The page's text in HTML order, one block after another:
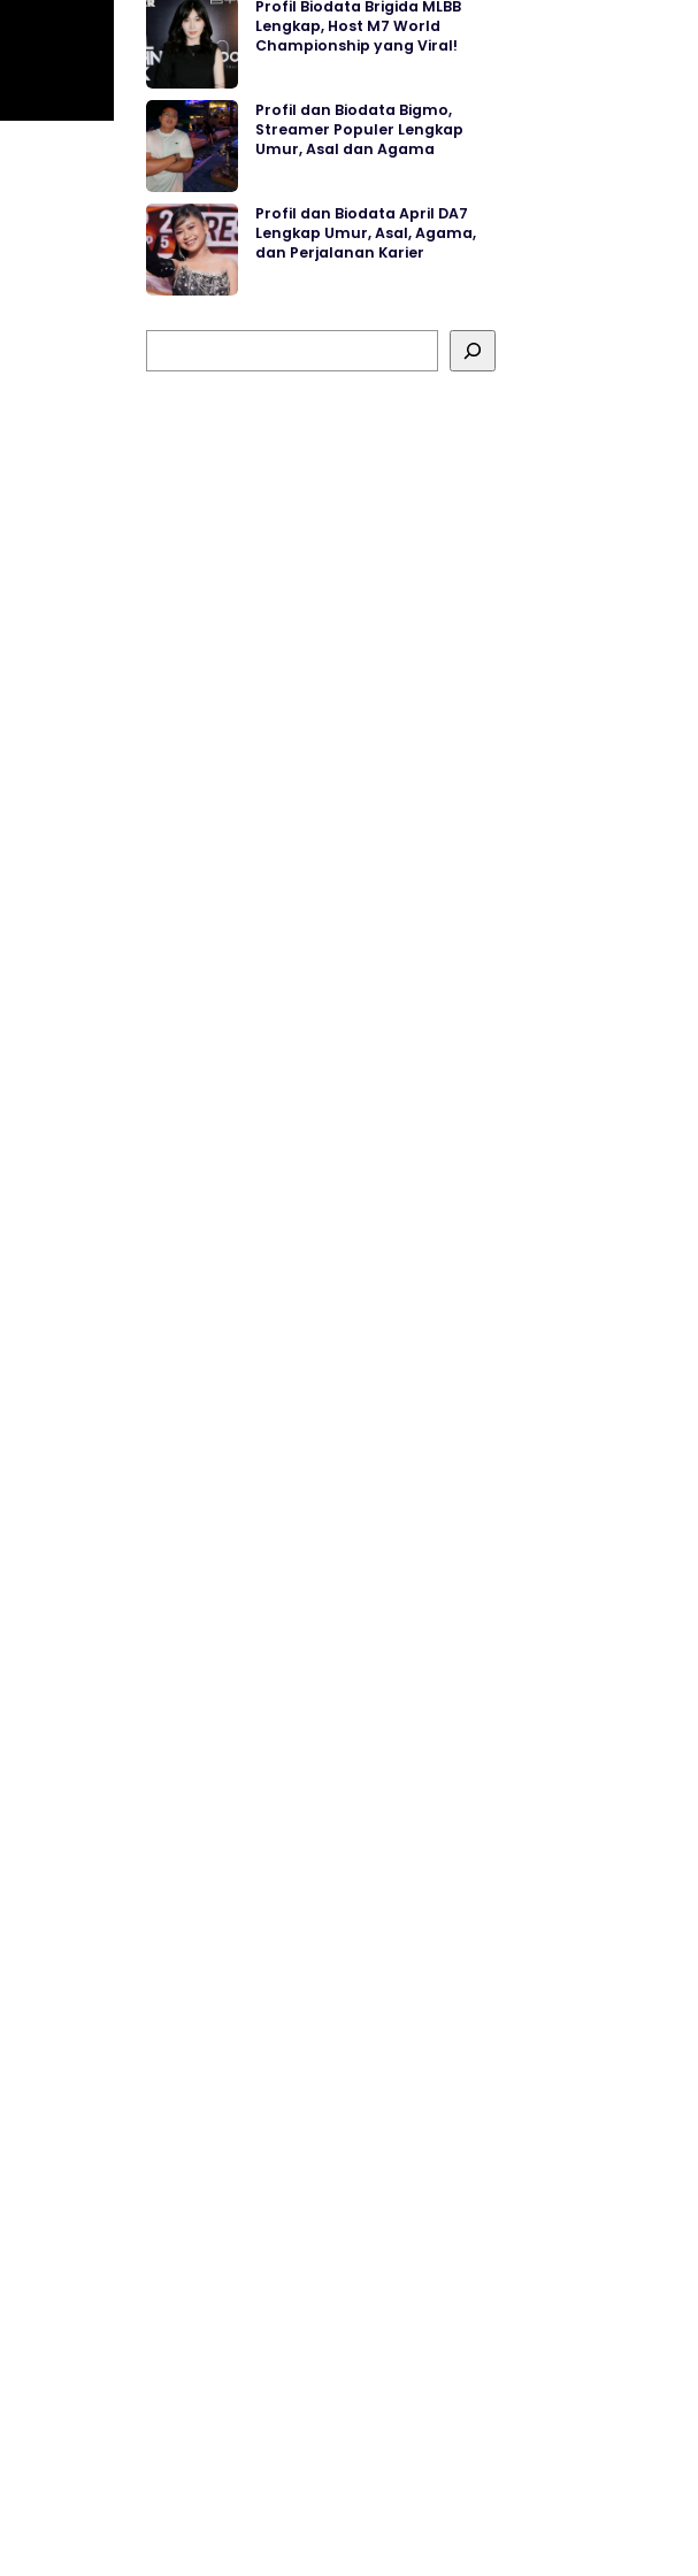
Profil Biodata Brigida MLBB
Lengkap, Host M7 World
Championship yang Viral!
Profil dan Biodata Bigmo,
Streamer Populer Lengkap
Umur, Asal dan Agama
Profil dan Biodata April DA7
Lengkap Umur, Asal, Agama,
dan Perjalanan Karier